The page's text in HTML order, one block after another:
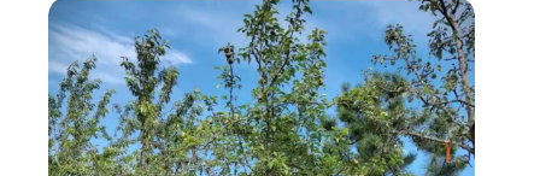
Deze
optie
kan
gekozen
worden
op
de
productpagina